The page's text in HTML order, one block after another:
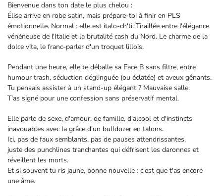
Bienvenue dans ton date le plus chelou :
Élise arrive en robe satin, mais prépare-toi à finir en PLS
émotionnelle. Normal : elle est italo-ch'ti. Tiraillée entre l'élégance
vénéneuse de l'Italie et la brutalité cash du Nord. Le charme de la
dolce vita, le franc-parler d'un troquet lillois.
Pendant une heure, elle te déballe sa Face B sans filtre, entre
humour trash, séduction déglinguée (ou éclatée) et aveux gênants.
Tu pensais assister à un stand-up élégant ? Mauvaise salle.
T'as signé pour une confession sans préservatif mental.
Elle parle de sexe, d'amour, de famille, d'alcool et d'instincts
inavouables avec la grâce d'un bulldozer en talons.
Ici, pas de faux semblants, pas de pauses attendrissantes,
juste des punchlines tranchantes qui défrisent les daronnes et
réveillent les morts.
Et si souvent tu ris jaune, bonne nouvelle : c'est que t'as encore
une âme.